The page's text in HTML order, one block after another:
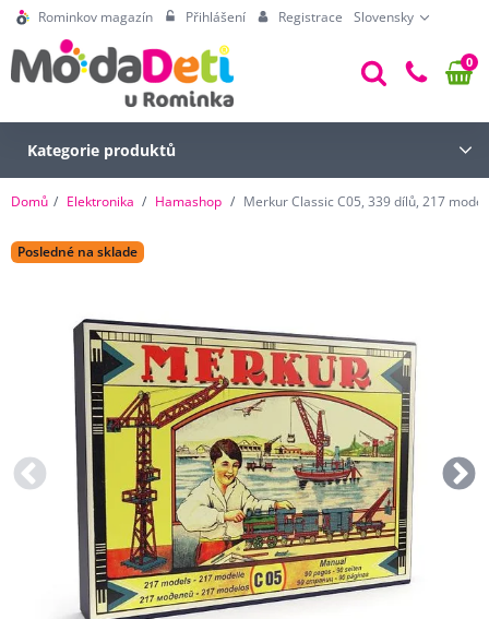
Rominkov magazín Přihlášení Registrace Slovensky
0
Kategorie produktů
Domů Elektronika Hamashop Merkur Classic C05, 339 dílů, 217
Posledné na sklade